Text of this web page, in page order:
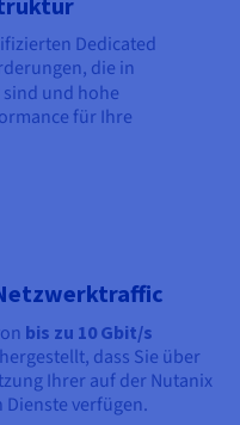
Dedicated
die in
und hohe
für Ihre
bis zu 10 Gbit/s
dass Sie über
Ihrer auf der Nutanix
verfügen.